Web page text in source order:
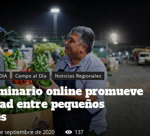
Campo al Día Noticias Regionales
online promueve
entre pequeños
septiembre de 2020 137